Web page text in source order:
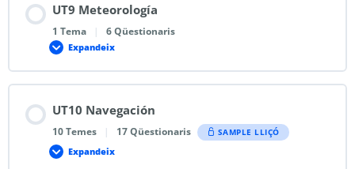
UT9 Meteorología
1 Tema | 6 Qüestionaris
Expandeix
UT10 Navegación
10 Temes | 17 Qüestionaris SAMPLE LLIÇÓ
Expandeix